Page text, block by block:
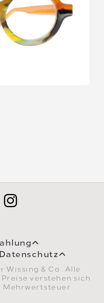
Wissing & Co.. Alle
Preise verstehen sich
Mehrwertsteuer.